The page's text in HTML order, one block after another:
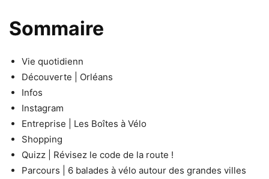
Sommaire
Vie quotidienn
Découverte | Orléans
Infos
Instagram
Entreprise | Les Boîtes à Vélo
Shopping
Quizz | Révisez le code de la route !
Parcours | 6 balades à vélo autour des grandes villes